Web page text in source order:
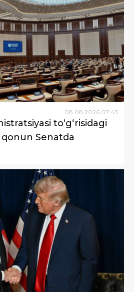
08 08 2026 07:43
to‘g‘risidagi
Senatda